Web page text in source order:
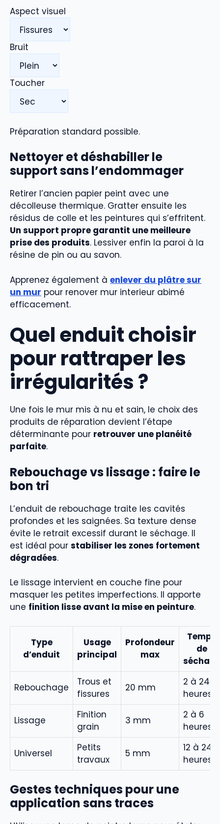
Aspect visuel
Bruit
Toucher
Préparation standard possible.
Nettoyer et déshabiller le
support sans l’endommager
Retirer l’ancien papier peint avec une
décolleuse thermique. Gratter ensuite les
résidus de colle et les peintures qui s’effritent.
Un support propre garantit une meilleure
prise des produits. Lessiver enfin la paroi à la
résine de pin ou au savon.
Apprenez également à enlever du plâtre sur
un mur pour renover mur interieur abimé
efficacement.
Quel enduit choisir
pour rattraper les
irrégularités ?
Une fois le mur mis à nu et sain, le choix des
produits de réparation devient l’étape
déterminante pour retrouver une planéité
parfaite.
Rebouchage vs lissage : faire le
bon tri
L’enduit de rebouchage traite les cavités
profondes et les saignées. Sa texture dense
évite le retrait excessif durant le séchage. Il
est idéal pour stabiliser les zones fortement
dégradées.
Le lissage intervient en couche fine pour
masquer les petites imperfections. Il apporte
une finition lisse avant la mise en peinture.
Type
d’enduit
Usage
principal
Profondeur
max
Temps
de
séchage
Rebouchage
Trous et
fissures
20 mm
2 à 24
heures
Lissage
Finition
grain
3 mm
2 à 6
heures
Universel
Petits
travaux
5 mm
12 à 24
heures
Gestes techniques pour une
application sans traces